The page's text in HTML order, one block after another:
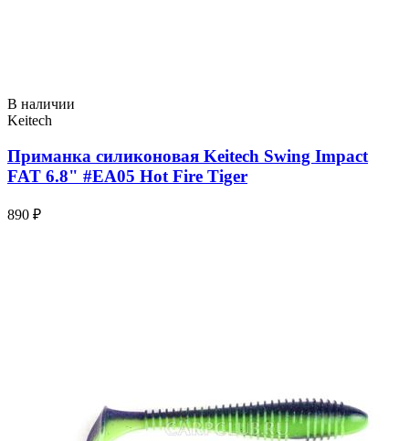
В наличии
Keitech
Приманка силиконовая Keitech Swing Impact
FAT 6.8" #EA05 Hot Fire Tiger
890 ₽